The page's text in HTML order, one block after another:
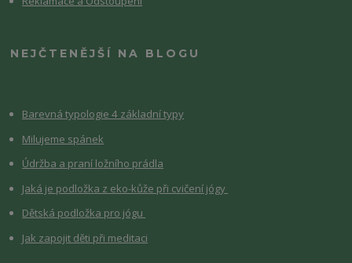
NEJČTENĚJŠÍ NA BLOGU
Barevná typologie 4 základní typy
Milujeme spánek
Údržba a praní ložního prádla
Jaká je podložka z eko-kůže při cvičení jógy
Dětská podložka pro jógu
Jak zapojit děti při meditaci